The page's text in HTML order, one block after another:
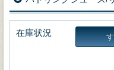
在庫状況